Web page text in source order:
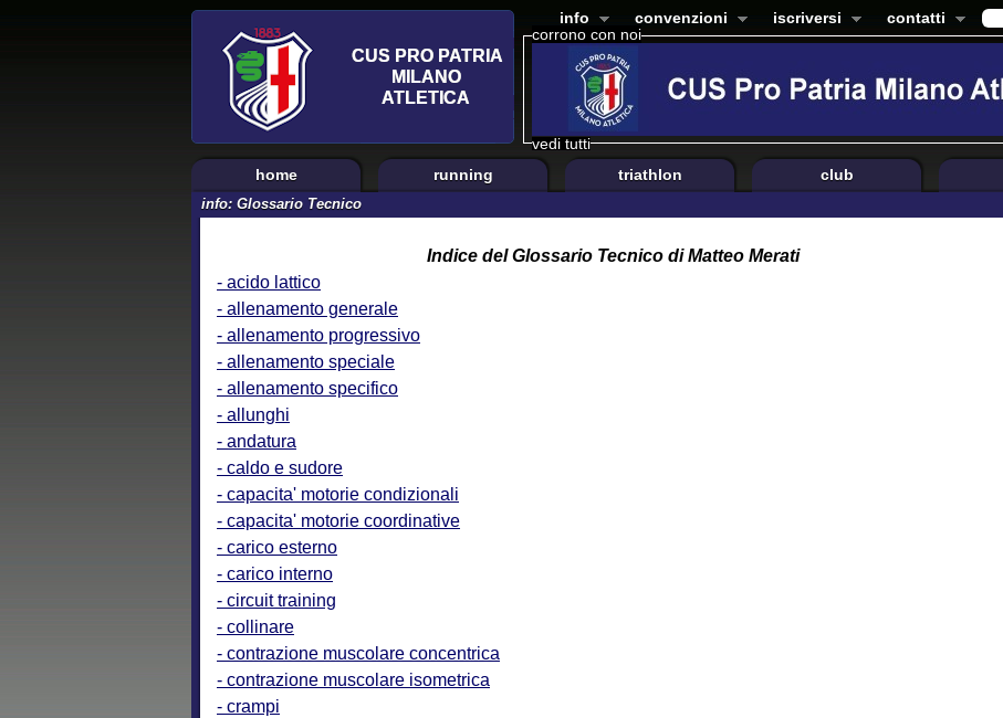
corrono con noi
vedi tutti
info convenzioni iscriversi contatti
home running triathlon club
info: Glossario Tecnico
Indice del Glossario Tecnico di Matteo Merati
- acido lattico
- allenamento generale
- allenamento progressivo
- allenamento speciale
- allenamento specifico
- allunghi
- andatura
- caldo e sudore
- capacita' motorie condizionali
- capacita' motorie coordinative
- carico esterno
- carico interno
- circuit training
- collinare
- contrazione muscolare concentrica
- contrazione muscolare isometrica
- crampi